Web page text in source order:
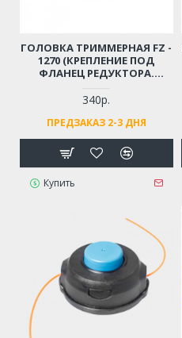
ГОЛОВКА ТРИММЕРНАЯ FZ -
1270 (КРЕПЛЕНИЕ ПОД
ФЛАНЕЦ РЕДУКТОРА.
ОТРЕЗКА ЛЕСКИ. ТОЛЩИНА
ЛЕСКИ ДО 4,0ММ)
340р.
ПРЕДЗАКАЗ 2-3 ДНЯ
Купить